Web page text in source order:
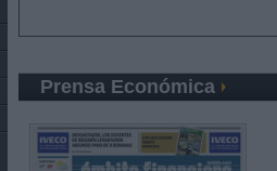
Prensa Económica